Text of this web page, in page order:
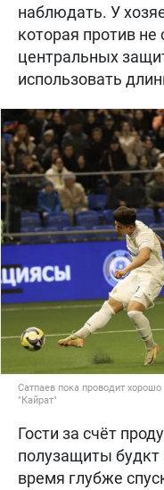
наблюдать. У
которая против
центральных
использовать
Сатпаев пока проводит
"Кайрат"
Гости за счёт
полузащиты будкт
время глубже